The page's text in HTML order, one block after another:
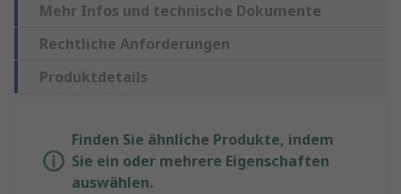
Mehr Infos und technische Dokumente
Rechtliche Anforderungen
Produktdetails
Finden Sie ähnliche Produkte, indem
Sie ein oder mehrere Eigenschaften
auswählen.